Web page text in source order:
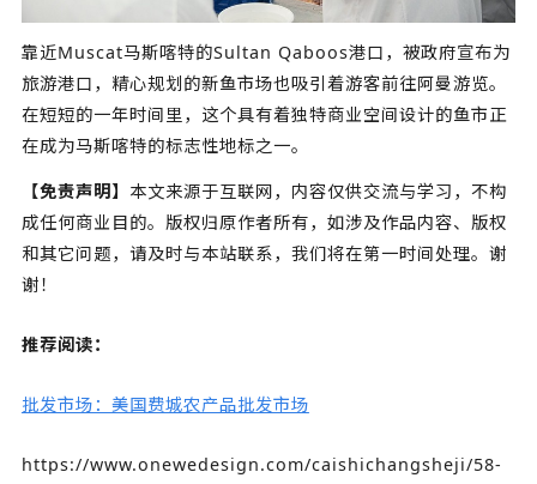
靠近Muscat马斯喀特的Sultan Qaboos港口，被政府宣布为
旅游港口，精心规划的新鱼市场也吸引着游客前往阿曼游览。
在短短的一年时间里，这个具有着独特商业空间设计的鱼市正
在成为马斯喀特的标志性地标之一。
【免责声明】 本文来源于互联网，内容仅供交流与学习，不构
成任何商业目的。版权归原作者所有，如涉及作品内容、版权
和其它问题，请及时与本站联系，我们将在第一时间处理。谢
谢！
推荐阅读：
批发市场：美国费城农产品批发市场
https://www.onewedesign.com/caishichangsheji/58-